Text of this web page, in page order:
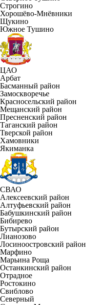
Строгино
Хорошёво-Мнёвники
Щукино
Южное Тушино
ЦАО
Арбат
Басманный район
Замоскворечье
Красносельский район
Мещанский район
Пресненский район
Таганский район
Тверской район
Хамовники
Якиманка
СВАО
Алексеевский район
Алтуфьевский район
Бабушкинский район
Бибирево
Бутырский район
Лианозово
Лосиноостровский район
Марфино
Марьина Роща
Останкинский район
Отрадное
Ростокино
Свиблово
Северный